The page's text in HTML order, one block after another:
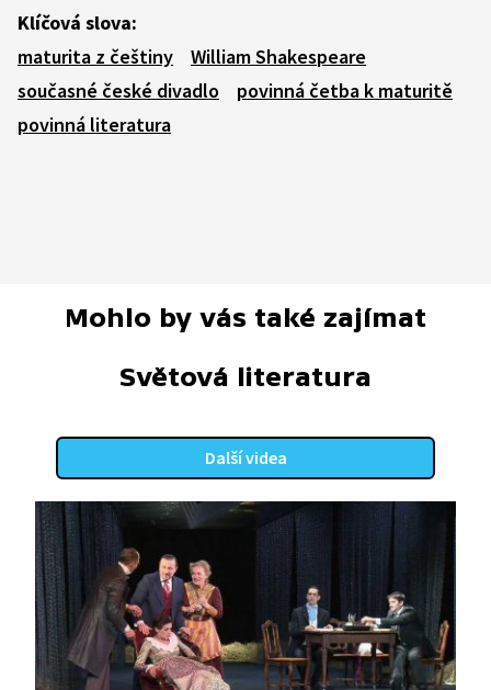
Klíčová slova:
maturita z češtiny
William Shakespeare
současné české divadlo
povinná četba k maturitě
povinná literatura
Mohlo by vás také zajímat
Světová literatura
Další videa